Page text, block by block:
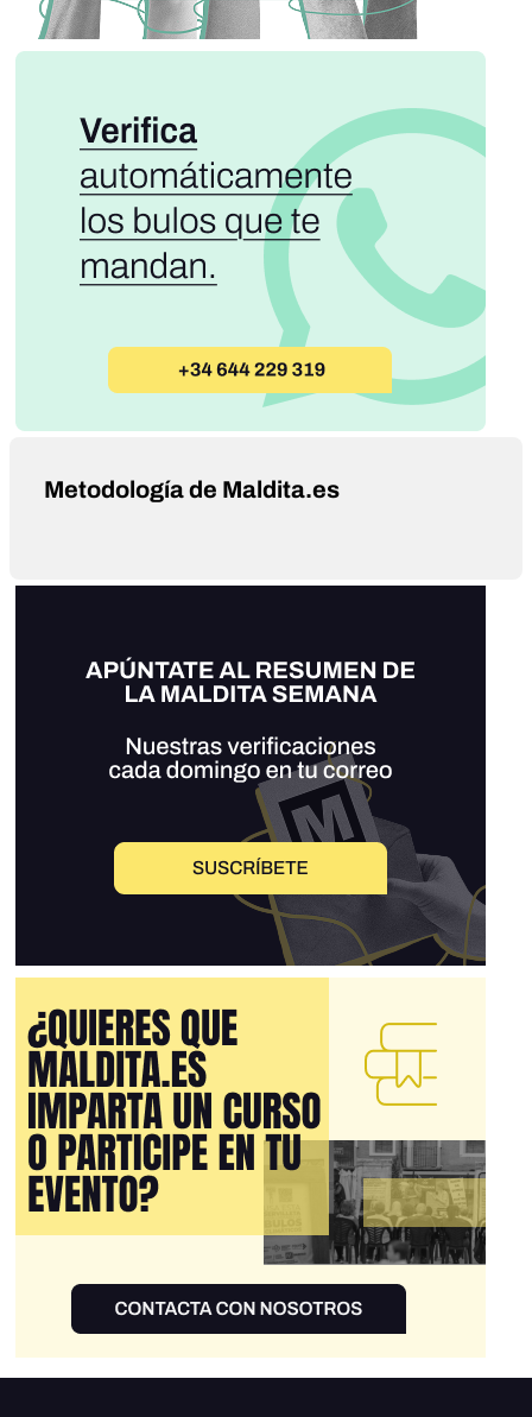
Metodología de Maldita.es